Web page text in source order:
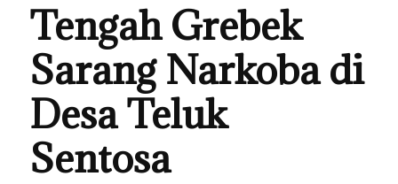
Tengah Grebek
Sarang Narkoba di
Desa Teluk
Sentosa